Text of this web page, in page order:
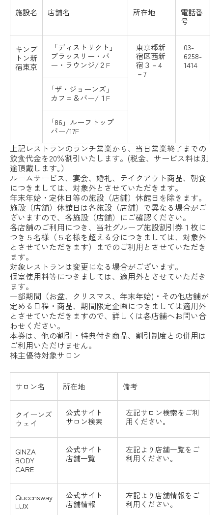
施設名 店舗名 所在地
電話番
号
キンプ
トン新
宿東京
「ディストリクト」
ブラッスリー・バ
ー・ラウンジ/２F
東京都新
宿区西新
宿３－4
－7
03-
6258-
1414
｢ザ・ジョーンズ」
カフェ＆バー/１F
｢86」ルーフトップ
バー/17F
上記レストランのランチ営業から、当日営業終了までの
飲食代金を20％割引いたします。(税金、サービス料は別
途頂戴します｡）
ルームサービス、宴会、婚礼、テイクアウト商品、朝食
につきましては、対象外とさせていただきます。
年末年始・定休日等の施設（店舗）休館日を除きます。
施設（店舗）休館日は各施設（店舗）で異なる場合がご
ざいますので、各施設（店舗）にご確認ください。
各店舗のご利用につき、当社グループ施設割引券１枚に
つき５名様（５名様を超える分につきましては、対象外
とさせていただきます）までのご利用とさせていただき
ます。
対象レストランは変更になる場合がございます。
個室使用料等につきましては、適用外とさせていただき
ます。
一部期間（お盆、クリスマス、年末年始)・その他店舗が
定める日程・商品、期間限定企画につきましては適用外
とさせていただきますので、詳しくは各店舗へお問い合
わせください。
本券は、他の割引・特典付き商品、割引制度との併用は
ご利用いただけません。
株主優待対象サロン
サロン名 所在地 備考
クイーンズ
ウェイ
公式サイト
サロン検索
左記サロン検索をご利
用ください。
GINZA
BODY
CARE
公式サイト
店舗一覧
左記より店舗一覧をご
利用ください。
Queensway
LUX
公式サイト
店舗情報
左記より店舗情報をご
利用ください。